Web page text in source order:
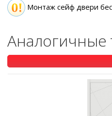
Монтаж сейф двери
Аналогичные